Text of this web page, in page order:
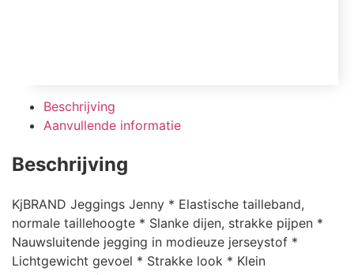
Beschrijving
Aanvullende informatie
Beschrijving
KjBRAND Jeggings Jenny * Elastische tailleband,
normale taillehoogte * Slanke dijen, strakke pijpen *
Nauwsluitende jegging in modieuze jerseystof *
Lichtgewicht gevoel * Strakke look * Klein